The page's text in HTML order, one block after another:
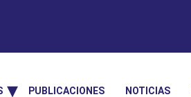
PUBLICACIONES NOTICIAS